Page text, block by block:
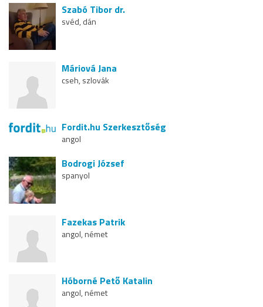
Szabó Tibor dr.
svéd, dán
Máriová Jana
cseh, szlovák
Fordit.hu Szerkesztőség
angol
Bodrogi József
spanyol
Fazekas Patrik
angol, német
Hóborné Pető Katalin
angol, német